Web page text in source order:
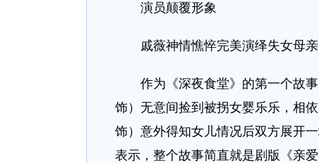
演员颠覆形象
戚薇神情憔悴完美演绎失女母亲
作为《深夜食堂》的第一个故事
饰）无意间捡到被拐女婴乐乐，相
饰）意外得知女儿情况后双方展开
表示，整个故事简直就是剧版《亲